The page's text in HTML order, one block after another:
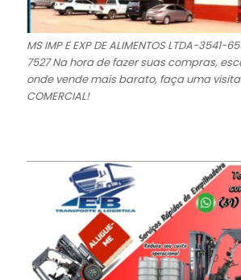
MS IMP E EXP DE ALIMENTOS LTDA-3541-
7527 Na hora de fazer suas compras,
onde vende mais barato, faça uma visita
COMERCIAL!